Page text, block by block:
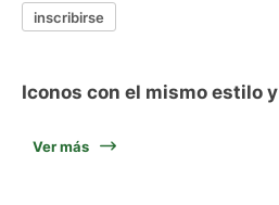
inscribirse
Iconos con el mismo estilo
Ver más